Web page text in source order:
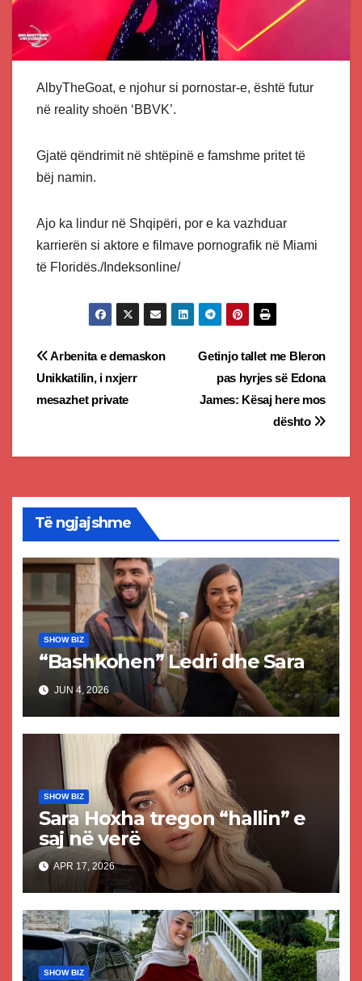
AlbyTheGoat, e njohur si pornostar-e, është futur
në reality shoën ‘BBVK’.
Gjatë qëndrimit në shtëpinë e famshme pritet të
bëj namin.
Ajo ka lindur në Shqipëri, por e ka vazhduar
karrierën si aktore e filmave pornografik në Miami
të Floridës./Indeksonline/
Post
navigation
Getinjo tallet me Bleron
pas hyrjes së Edona
James: Kësaj here mos
dështo
Arbenita e demaskon
Unikkatilin, i nxjerr
mesazhet private
Të ngjajshme
SHOW BIZ
“Bashkohen” Ledri dhe Sara
JUN 4, 2026
SHOW BIZ
Sara Hoxha tregon “hallin” e
saj në verë
APR 17, 2026
SHOW BIZ